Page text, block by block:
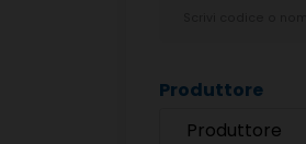
Produttore
Produttore